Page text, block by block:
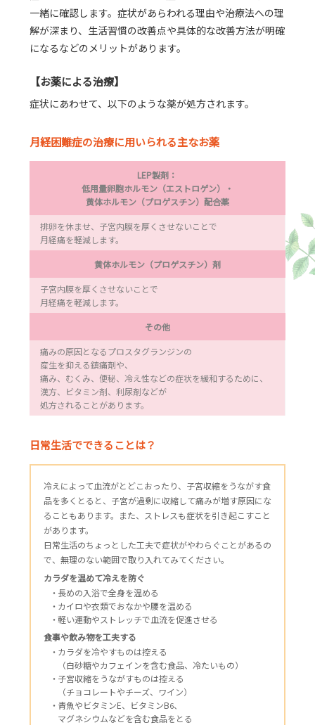
一緒に確認します。症状があらわれる理由や治療法への理
解が深まり、生活習慣の改善点や具体的な改善方法が明確
になるなどのメリットがあります。
【お薬による治療】
症状にあわせて、以下のような薬が処方されます。
月経困難症の治療に用いられる主なお薬
LEP製剤：
低用量卵胞ホルモン（エストロゲン）・
黄体ホルモン（プロゲスチン）配合薬
排卵を休ませ、子宮内膜を厚くさせないことで
月経痛を軽減します。
黄体ホルモン（プロゲスチン）剤
子宮内膜を厚くさせないことで
月経痛を軽減します。
その他
痛みの原因となるプロスタグランジンの
産生を抑える鎮痛剤や、
痛み、むくみ、便秘、冷え性などの症状を緩和するために、
漢方、ビタミン剤、利尿剤などが
処方されることがあります。
日常生活でできることは？
冷えによって血流がとどこおったり、子宮収縮をうながす食
品を多くとると、子宮が過剰に収縮して痛みが増す原因にな
ることもあります。また、ストレスも症状を引き起こすこと
があります。
日常生活のちょっとした工夫で症状がやわらぐことがあるの
で、無理のない範囲で取り入れてみてください。
カラダを温めて冷えを防ぐ
長めの入浴で全身を温める
カイロや衣類でおなかや腰を温める
軽い運動やストレッチで血流を促進させる
食事や飲み物を工夫する
カラダを冷やすものは控える
（白砂糖やカフェインを含む食品、冷たいもの）
子宮収縮をうながすものは控える
（チョコレートやチーズ、ワイン）
青魚やビタミンE、ビタミンB6、
マグネシウムなどを含む食品をとる